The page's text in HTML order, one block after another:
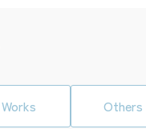
Works Others